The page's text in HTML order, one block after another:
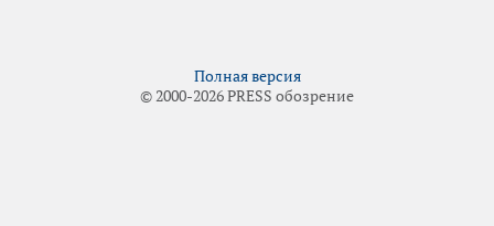
Полная версия
© 2000-2026 PRESS обозрение